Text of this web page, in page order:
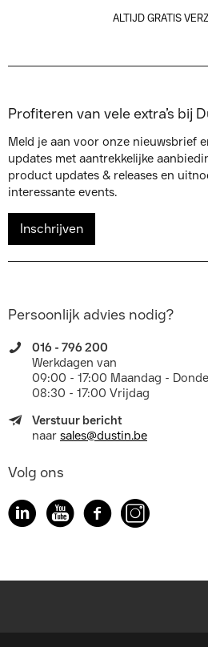
ALTIJD GRATIS
Profiteren van vele extra’s bij
Meld je aan voor onze nieuwsbrief
updates met aantrekkelijke
product updates & releases en
interessante events.
Inschrijven
Persoonlijk advies nodig?
016 - 796 200
Werkdagen van
09:00 - 17:00 Maandag -
08:30 - 17:00 Vrijdag
Verstuur bericht
naar sales@dustin.be
Volg ons